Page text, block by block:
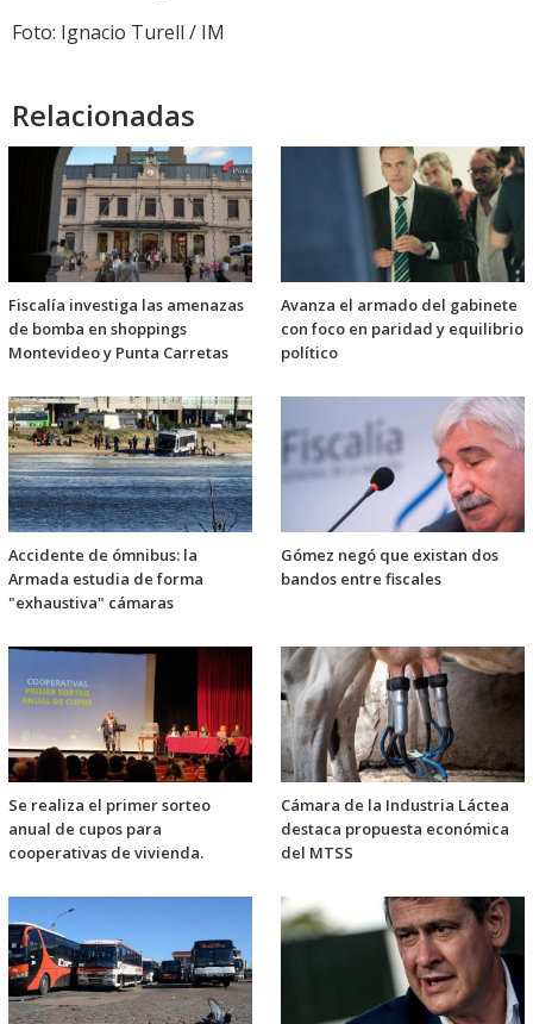
Foto: Ignacio Turell / IM
Relacionadas
Fiscalía investiga las amenazas
de bomba en shoppings
Montevideo y Punta Carretas
Avanza el armado del gabinete
con foco en paridad y equilibrio
político
Accidente de ómnibus: la
Armada estudia de forma
"exhaustiva" cámaras
Gómez negó que existan dos
bandos entre fiscales
Se realiza el primer sorteo
anual de cupos para
cooperativas de vivienda.
Cámara de la Industria Láctea
destaca propuesta económica
del MTSS